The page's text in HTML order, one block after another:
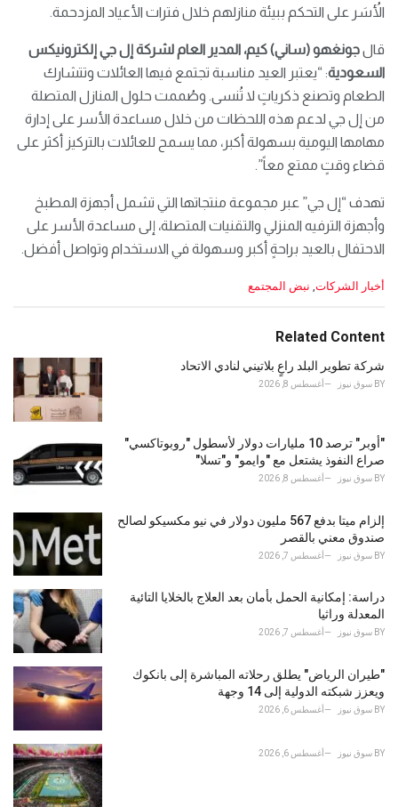
الأُسَر على التحكم ببيئة منازلهم خلال فترات الأعياد المزدحمة.
قالجونغهو (ساني) كيم، المدير العام لشركة إل جي إلكترونيكس
السعودية: “يعتبر العيد مناسبة تجتمع فيها العائلات وتتشارك
الطعام وتصنع ذكرياتٍ لا تُنسى. وصُممت حلول المنازل المتصلة
من إل جي لدعم هذه اللحظات من خلال مساعدة الأسر على إدارة
مهامها اليومية بسهولة أكبر، مما يسمح للعائلات بالتركيز أكثر على
قضاء وقتٍ ممتع معاً”.
تهدف “إل جي” عبر مجموعة منتجاتها التي تشمل أجهزة المطبخ
وأجهزة الترفيه المنزلي والتقنيات المتصلة، إلى مساعدة الأسر على
الاحتفال بالعيد براحةٍ أكبر وسهولة في الاستخدام وتواصل أفضل.
C
e
o
r
:
أخبار الشركات نبض المجتمع
Related Content
شركة تطوير البلد راعٍ بلاتيني لنادي الاتحاد
BY سوق نيوز أغسطس 8, 2026
"أوبر" ترصد 10 مليارات دولار لأسطول "روبوتاكسي"
صراع النفوذ يشتعل مع "وايمو" و"تسلا"
BY سوق نيوز أغسطس 8, 2026
إلزام ميتا بدفع 567 مليون دولار في نيو مكسيكو لصالح
صندوق معني بالقصر
BY سوق نيوز أغسطس 7, 2026
دراسة: إمكانية الحمل بأمان بعد العلاج بالخلايا التائية
المعدلة وراثيا
BY سوق نيوز أغسطس 7, 2026
"طيران الرياض" يطلق رحلاته المباشرة إلى بانكوك
ويعزز شبكته الدولية إلى 14 وجهة
BY سوق نيوز أغسطس 6, 2026
BY سوق نيوز أغسطس 6, 2026